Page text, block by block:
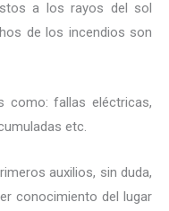
a los rayos del sol
de los incendios son
como: fallas eléctricas,
etc.
auxilios, sin duda,
conocimiento del lugar